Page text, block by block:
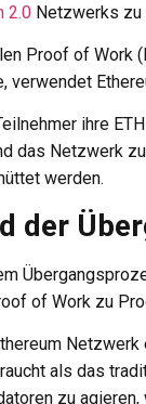
2.0 Netzwerks zu
Proof of Work
verwendet
ihre
das Netzwerk
werden.
der
of Work zu
als das
zu